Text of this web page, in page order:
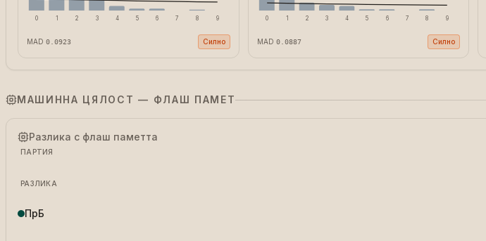
0 1 2 3 4 5 6 7 8 9
MAD 0.0923 Силно
0 1 2 3 4 5 6 7 8 9
MAD 0.0887 Силно
МАШИННА ЦЯЛОСТ — ФЛАШ ПАМЕТ
Разлика с флаш паметта
ПАРТИЯ
РАЗЛИКА
ПрБ